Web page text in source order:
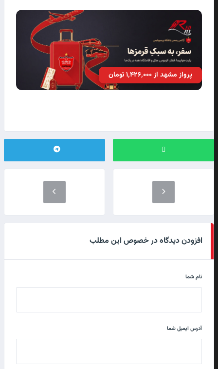
پرواز مشهد از ۱٬۴۲۶٬۰۰۰ تومان
افزودن دیدگاه در خصوص این مطلب
نام شما
آدرس ایمیل شما